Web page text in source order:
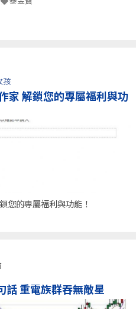
孩
家 解鎖您的專屬福利與功
您的專屬福利與功能！
話 重電族群吞無敵星